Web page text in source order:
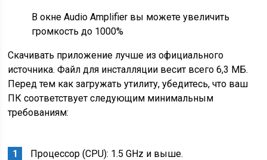
В окне Audio Amplifier вы можете увеличить
громкость до 1000%
Скачивать приложение лучше из официального
источника. Файл для инсталляции весит всего 6,3 МБ.
Перед тем как загружать утилиту, убедитесь, что ваш
ПК соответствует следующим минимальным
требованиям:
Процессор (CPU): 1.5 GHz и выше.